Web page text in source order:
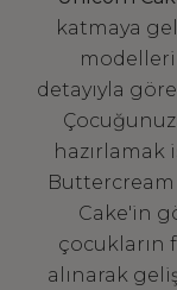
katmaya
detayıyla
hazırlamak
Cake'in
çocukların
alınarak